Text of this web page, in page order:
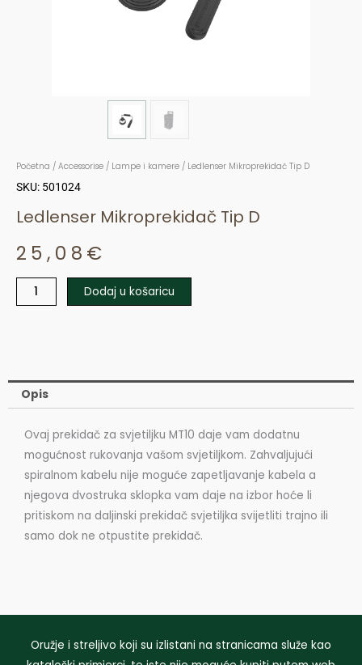
Početna / Accessorise / Lampe i kamere / Ledlenser Mikroprekidač Tip D
SKU: 501024
Ledlenser Mikroprekidač Tip D
25,08 €
Ledlenser
količina
Dodaj u košaricu
Opis
Ovaj prekidač za svjetiljku MT10 daje vam dodatnu
mogućnost rukovanja vašom svjetiljkom. Zahvaljujući
spiralnom kabelu nije moguće zapetljavanje kabela a
njegova dvostruka sklopka vam daje na izbor hoće li
pritiskom na daljinski prekidač svjetiljka svijetliti trajno ili
samo dok ne otpustite prekidač.
Oružje i streljivo koji su izlistani na stranicama služe kao